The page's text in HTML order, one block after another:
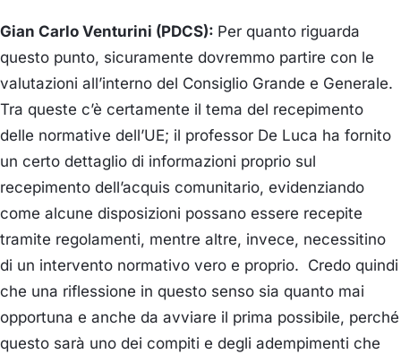
Gian Carlo Venturini (PDCS): Per quanto riguarda
questo punto, sicuramente dovremmo partire con le
valutazioni all’interno del Consiglio Grande e Generale.
Tra queste c’è certamente il tema del recepimento
delle normative dell’UE; il professor De Luca ha fornito
un certo dettaglio di informazioni proprio sul
recepimento dell’acquis comunitario, evidenziando
come alcune disposizioni possano essere recepite
tramite regolamenti, mentre altre, invece, necessitino
di un intervento normativo vero e proprio. Credo quindi
che una riflessione in questo senso sia quanto mai
opportuna e anche da avviare il prima possibile, perché
questo sarà uno dei compiti e degli adempimenti che